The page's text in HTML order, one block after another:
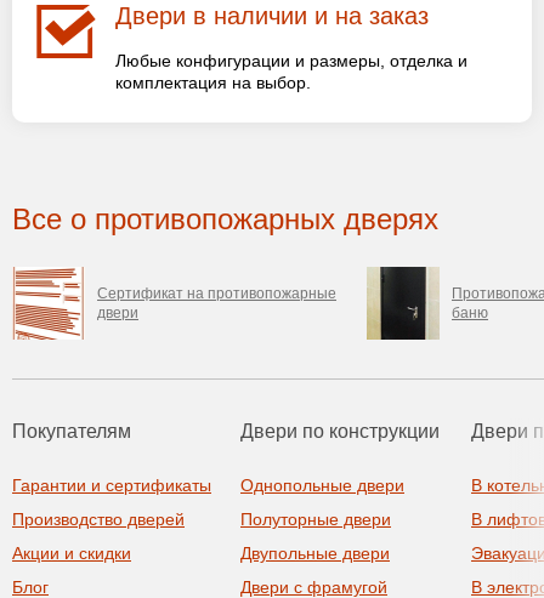
Двери в наличии и на заказ
Любые конфигурации и размеры, отделка и
комплектация на выбор.
Все о противопожарных дверях
Сертификат на противопожарные
двери
баню
Покупателям
Гарантии и сертификаты
Производство дверей
Акции и скидки
Блог
Двери по конструкции
Однопольные двери
Полуторные двери
Двупольные двери
Двери с фрамугой
Двери
В
В
В